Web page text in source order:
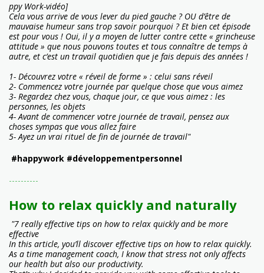
ppy Work-vidéo]
Cela vous arrive de vous lever du pied gauche ? OU d’être de
mauvaise humeur sans trop savoir pourquoi ? Et bien cet épisode
est pour vous ! Oui, il y a moyen de lutter contre cette « grincheuse
attitude » que nous pouvons toutes et tous connaître de temps à
autre, et c’est un travail quotidien que je fais depuis des années !
1- Découvrez votre « réveil de forme » : celui sans réveil
2- Commencez votre journée par quelque chose que vous aimez
3- Regardez chez vous, chaque jour, ce que vous aimez : les
personnes, les objets
4- Avant de commencer votre journée de travail, pensez aux
choses sympas que vous allez faire
5- Ayez un vrai rituel de fin de journée de travail"
#happywork #développementpersonnel
----------
How to relax quickly and naturally
"7 really effective tips on how to relax quickly and be more
effective
In this article, you’ll discover effective tips on how to relax quickly.
As a time management coach, I know that stress not only affects
our health but also our productivity.